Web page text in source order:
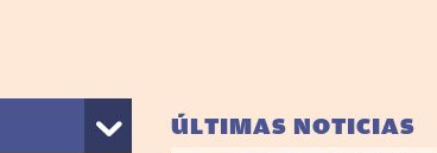
ÚLTIMAS NOTICIAS